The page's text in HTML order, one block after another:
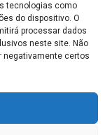
tecnologias como
do dispositivo. O
processar dados
neste site. Não
negativamente certos